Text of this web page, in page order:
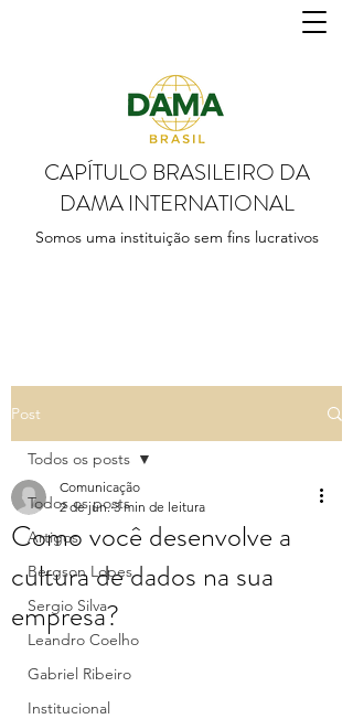
CAPÍTULO BRASILEIRO DA
DAMA INTERNATIONAL
Somos uma instituição sem fins lucrativos
Post
Todos os posts
Artigos
Bergson Lopes
Sergio Silva
Leandro Coelho
Gabriel Ribeiro
Institucional
Todos os posts
Como você desenvolve a
cultura de dados na sua
empresa?
Comunicação
2 de jun. 3 min de leitura